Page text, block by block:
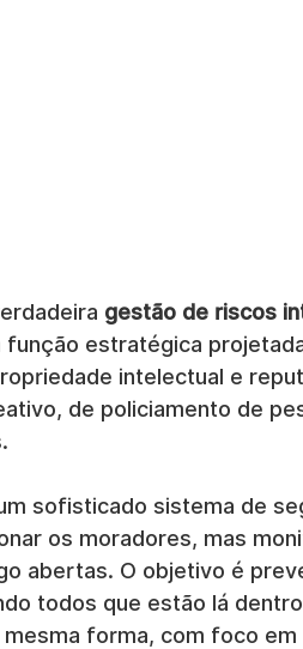
gestão de riscos
função estratégica
intelectual e
de policiamento de
sofisticado sistema de
os moradores, mas
abertas. O objetivo é
todos que estão lá
mesma forma, com foco